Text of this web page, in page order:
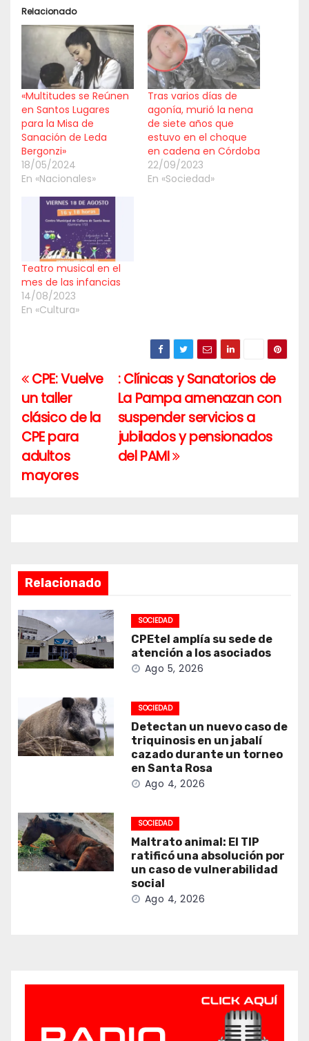
Relacionado
«Multitudes se Reúnen
en Santos Lugares
para la Misa de
Sanación de Leda
Bergonzi»
18/05/2024
En «Nacionales»
Tras varios días de
agonía, murió la nena
de siete años que
estuvo en el choque
en cadena en Córdoba
22/09/2023
En «Sociedad»
Teatro musical en el
mes de las infancias
14/08/2023
En «Cultura»
Navegación
de
entradas
: Clínicas y Sanatorios de
La Pampa amenazan con
suspender servicios a
jubilados y pensionados
del PAMI
CPE: Vuelve
un taller
clásico de la
CPE para
adultos
mayores
Relacionado
SOCIEDAD
CPEtel amplía su sede de
atención a los asociados
Ago 5, 2026
SOCIEDAD
Detectan un nuevo caso de
triquinosis en un jabalí
cazado durante un torneo
en Santa Rosa
Ago 4, 2026
SOCIEDAD
Maltrato animal: El TIP
ratificó una absolución por
un caso de vulnerabilidad
social
Ago 4, 2026